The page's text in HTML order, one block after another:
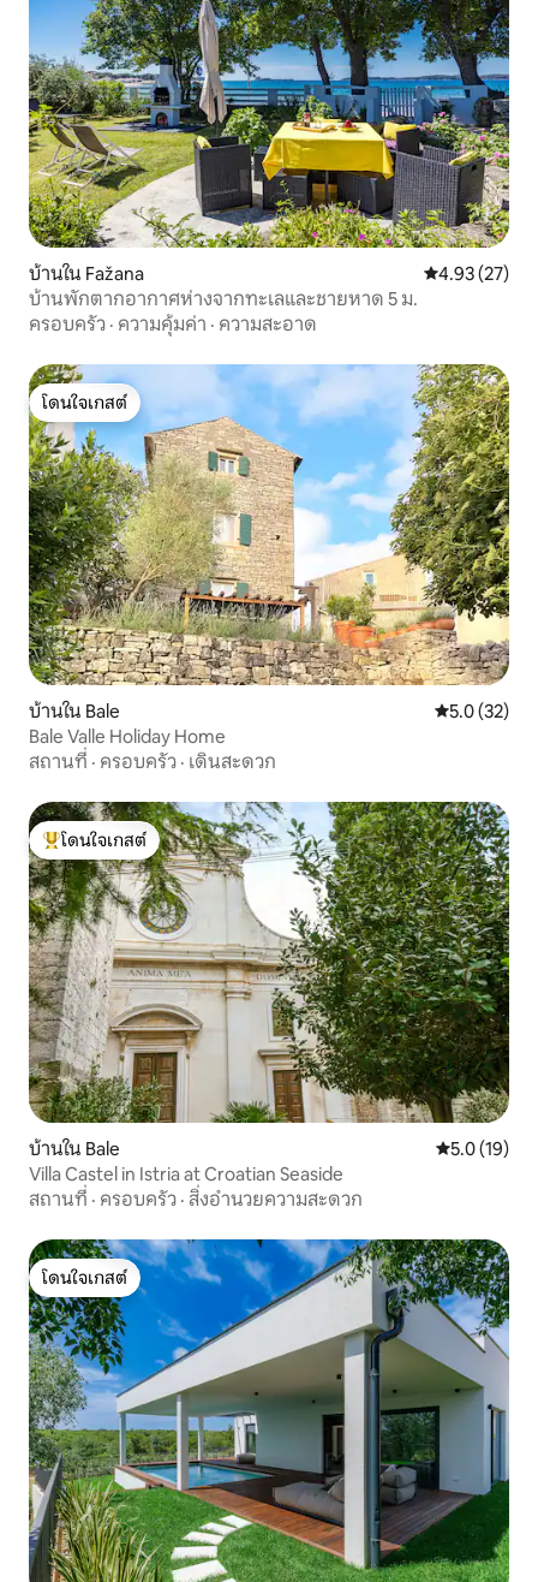
บ้านใน Fažana คะแนนเฉลี่ย
4.93 (27)
บ้านพักตากอากาศห่างจากทะเลและชายหาด 5 ม.
ครอบครัว · ความคุ้มค่า · ความสะอาด
โดนใจเกสต์
โดนใจเกสต์
บ้านใน Bale คะแนนเฉลี่ย
5.0 (32)
Bale Valle Holiday Home
สถานที่ · ครอบครัว · เดินสะดวก
โดนใจเกสต์ที่สุด
โดนใจเกสต์
บ้านใน Bale คะแนนเฉลี่ย
5.0 (19)
Villa Castel in Istria at Croatian Seaside
สถานที่ · ครอบครัว · สิ่งอำนวยความสะดวก
โดนใจเกสต์
โดนใจเกสต์